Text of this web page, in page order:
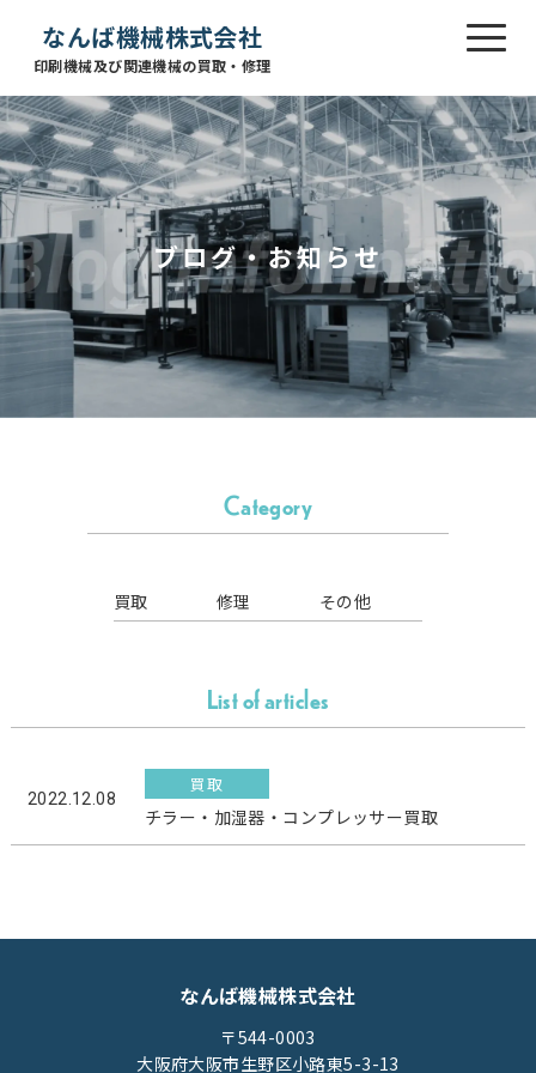
なんば機械株式会社
印刷機械及び関連機械の買取・修理
ブログ・お知らせ
Category
買取 修理 その他
List of articles
2022.12.08
買取
チラー・加湿器・コンプレッサー買取
なんば機械株式会社
〒544-0003
大阪府大阪市生野区小路東5-3-13